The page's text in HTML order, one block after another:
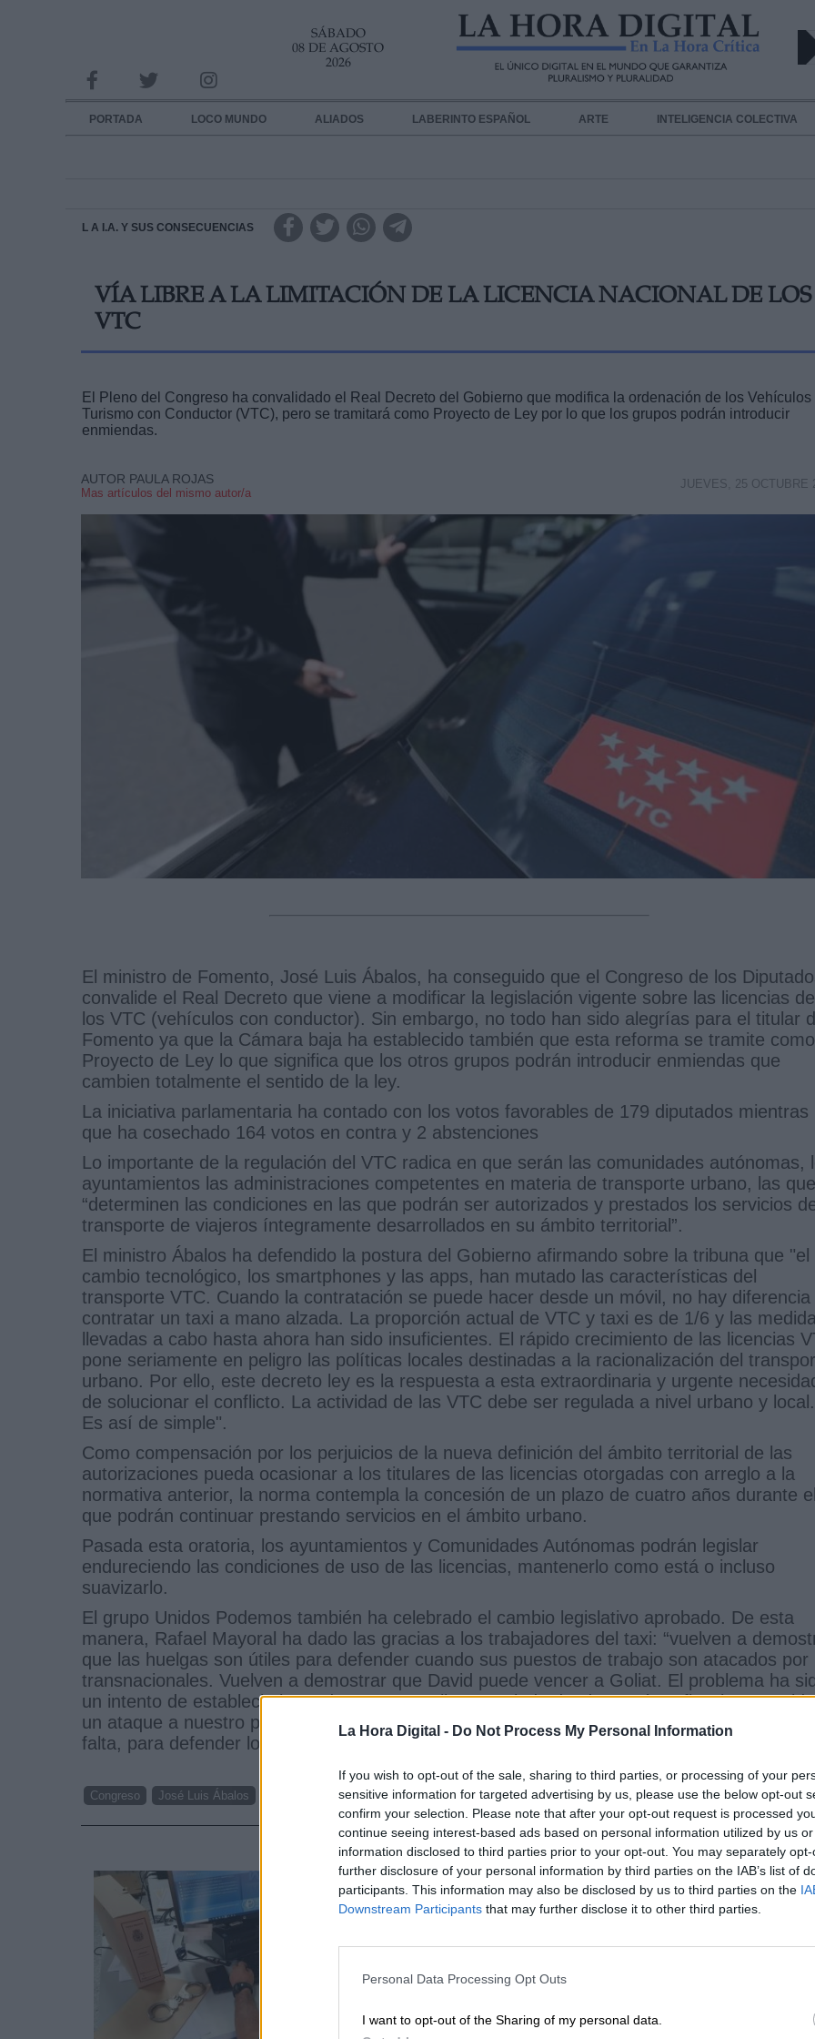
La Hora Digital - Do Not Process My Personal Information
If you wish to opt-out of the sale, sharing to third parties, or processing of your
sensitive information for targeted advertising by us, please use the below opt-out
confirm your selection. Please note that after your opt-out request is processed
continue seeing interest-based ads based on personal information utilized by us
information disclosed to third parties prior to your opt-out. You may separately
further disclosure of your personal information by third parties on the IAB’s list of
participants. This information may also be disclosed by us to third parties on the
Downstream Participants that may further disclose it to other third parties.
Personal Data Processing Opt Outs
I want to opt-out of the Sharing of my personal data.
SÁBADO
08 DE AGOSTO
2026
PORTADA LOCO MUNDO ALIADOS LABERINTO ESPAÑOL ARTE INTELIGENCIA COLECTIVA
L A I.A. Y SUS CONSECUENCIAS
VÍA LIBRE A LA LIMITACIÓN DE LA LICENCIA NACIONAL DE LOS
VTC
El Pleno del Congreso ha convalidado el Real Decreto del Gobierno que modifica la ordenación de los Vehículos
Turismo con Conductor (VTC), pero se tramitará como Proyecto de Ley por lo que los grupos podrán introducir
enmiendas.
AUTOR PAULA ROJAS
Mas artículos del mismo autor/a
JUEVES, 25 OCTUBRE
El ministro de Fomento, José Luis Ábalos, ha conseguido que el Congreso de los
convalide el Real Decreto que viene a modificar la legislación vigente sobre las licencias de
los VTC (vehículos con conductor). Sin embargo, no todo han sido alegrías para el titular
Fomento ya que la Cámara baja ha establecido también que esta reforma se tramite como
Proyecto de Ley lo que significa que los otros grupos podrán introducir enmiendas que
cambien totalmente el sentido de la ley.
La iniciativa parlamentaria ha contado con los votos favorables de 179 diputados mientras
que ha cosechado 164 votos en contra y 2 abstenciones
Lo importante de la regulación del VTC radica en que serán las comunidades autónomas,
ayuntamientos las administraciones competentes en materia de transporte urbano, las que
“determinen las condiciones en las que podrán ser autorizados y prestados los servicios
transporte de viajeros íntegramente desarrollados en su ámbito territorial”.
El ministro Ábalos ha defendido la postura del Gobierno afirmando sobre la tribuna que "el
cambio tecnológico, los smartphones y las apps, han mutado las características del
transporte VTC. Cuando la contratación se puede hacer desde un móvil, no hay diferencia
contratar un taxi a mano alzada. La proporción actual de VTC y taxi es de 1/6 y las
llevadas a cabo hasta ahora han sido insuficientes. El rápido crecimiento de las licencias
pone seriamente en peligro las políticas locales destinadas a la racionalización del
urbano. Por ello, este decreto ley es la respuesta a esta extraordinaria y urgente
de solucionar el conflicto. La actividad de las VTC debe ser regulada a nivel urbano y local.
Es así de simple".
Como compensación por los perjuicios de la nueva definición del ámbito territorial de las
autorizaciones pueda ocasionar a los titulares de las licencias otorgadas con arreglo a la
normativa anterior, la norma contempla la concesión de un plazo de cuatro años durante el
que podrán continuar prestando servicios en el ámbito urbano.
Pasada esta oratoria, los ayuntamientos y Comunidades Autónomas podrán legislar
endureciendo las condiciones de uso de las licencias, mantenerlo como está o incluso
suavizarlo.
El grupo Unidos Podemos también ha celebrado el cambio legislativo aprobado. De esta
manera, Rafael Mayoral ha dado las gracias a los trabajadores del taxi: “vuelven a
que las huelgas son útiles para defender cuando sus puestos de trabajo son atacados por
transnacionales. Vuelven a demostrar que David puede vencer a Goliat. El problema ha
un intento de establecimiento de un monopolio controlado desde paraísos fiscales. Ha sido
un ataque a nuestro país. Nos vamos a poder de acuerdo, hasta con el demonio si hace
falta, para defender los intereses de la gente trabajadora”.
Congreso José Luis Ábalos
NOTICIAS RELACIONADAS
INFORMACION SOBRE LA PROTECCIÓN DE TUS DATOS
Responsable:
Destinatarios:
link
Información adicional